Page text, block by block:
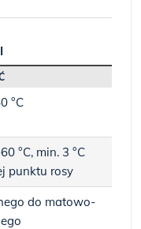
°C
°C, min. 3 °C
punktu rosy
do matowo-